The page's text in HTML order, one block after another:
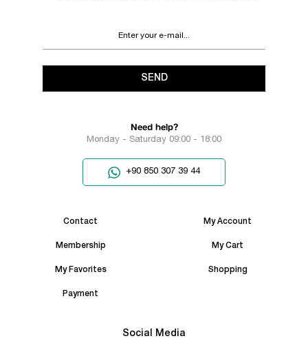
SEND
Need help?
Monday - Saturday 09:00 - 18:00
+90 850 307 39 44
Contact My Account
Membership My Cart
My Favorites Shopping
Payment
Social Media